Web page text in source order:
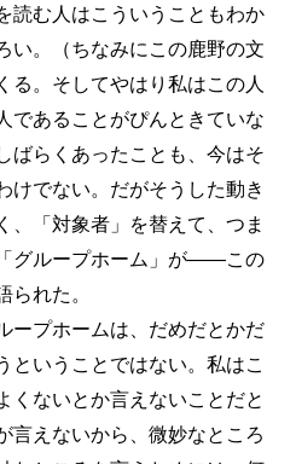
む人はこういうこともわか
い。（ちなみにこの鹿野の文
る。そしてやはり私はこの人
であることがぴんときていな
ばらくあったことも、今はそ
けでない。だがそうした動き
、「対象者」を替えて、つま
グループホーム」が――この
れた。
ープホームは、だめだとかだ
ということではない。私はこ
くないとか言えないことだと
言えないから、微妙なところ